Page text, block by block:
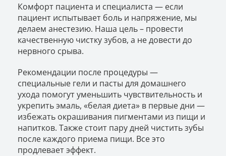
Комфорт пациента и специалиста — если
пациент испытывает боль и напряжение, мы
делаем анестезию. Наша цель – провести
качественную чистку зубов, а не довести до
нервного срыва.
Рекомендации после процедуры —
специальные гели и пасты для домашнего
ухода помогут уменьшить чувствительность и
укрепить эмаль, «белая диета» в первые дни —
избежать окрашивания пигментами из пищи и
напитков. Также стоит пару дней чистить зубы
после каждого приема пищи. Все это
продлевает эффект.